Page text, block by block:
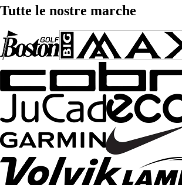
Tutte le nostre marche